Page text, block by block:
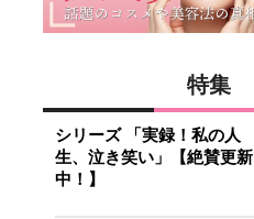
特集
シリーズ 「実録！私の人
生、泣き笑い」【絶賛更新
中！】